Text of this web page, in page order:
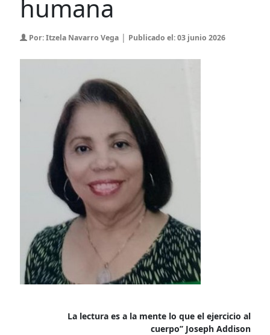
humana
Por: Itzela Navarro Vega| Publicado el: 03 junio 2026
La lectura es a la mente lo que el ejercicio al
cuerpo’’Joseph Addison